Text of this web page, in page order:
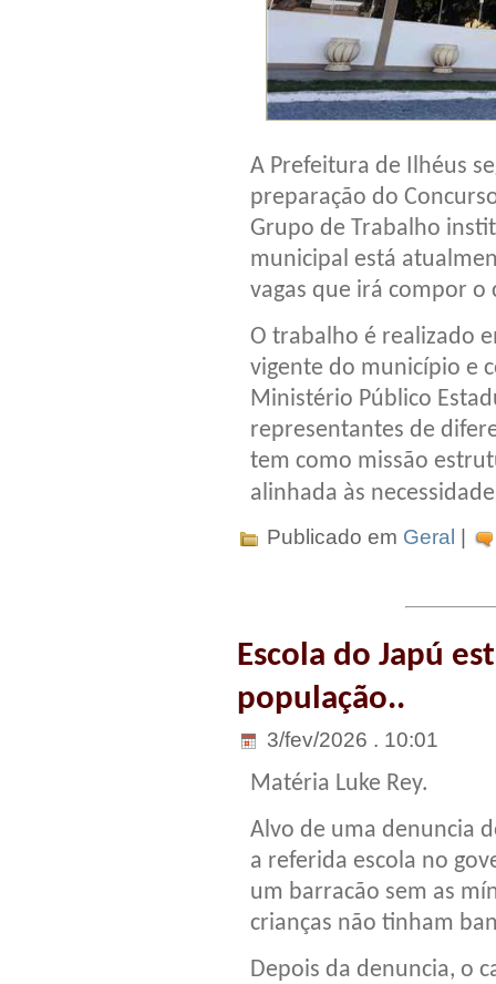
A Prefeitura de Ilhéus
preparação do
Grupo de Trabalho
municipal está
vagas que irá compor o
O trabalho é realizado
vigente do município e
Ministério Público
representantes de
tem como missão
alinhada às
Publicado em Geral
Escola do Japú
população..
3/fev/2026 . 10:01
Matéria Luke Rey.
Alvo de uma denuncia
a referida escola no
um barracão sem as
crianças não tinham
Depois da denuncia, o